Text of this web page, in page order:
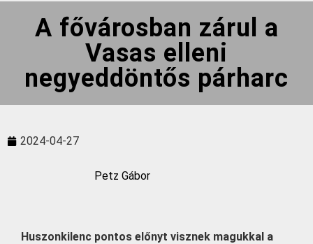
A fővárosban zárul a
Vasas elleni
negyeddöntős párharc
2024-04-27
Petz Gábor
Huszonkilenc pontos előnyt visznek magukkal a